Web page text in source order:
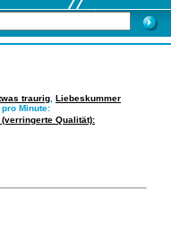
traurig Liebeskummer
Minute:
(verringerte Qualität):